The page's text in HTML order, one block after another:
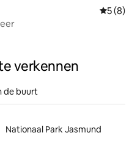
5 (8)
verkennen
de buurt
Nationaal Park Jasmund